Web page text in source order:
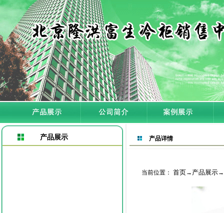
产品展示 产品详情
当前位置： 首页→ 产品展示→